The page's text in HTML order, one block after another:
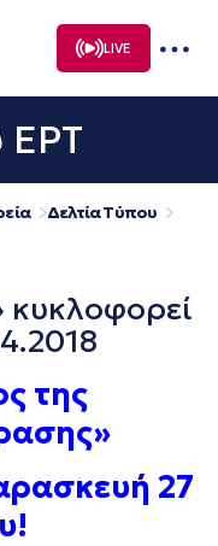
LIVE
ΕΡΤ
Δελτία Τύπου
κυκλοφορεί
της
27